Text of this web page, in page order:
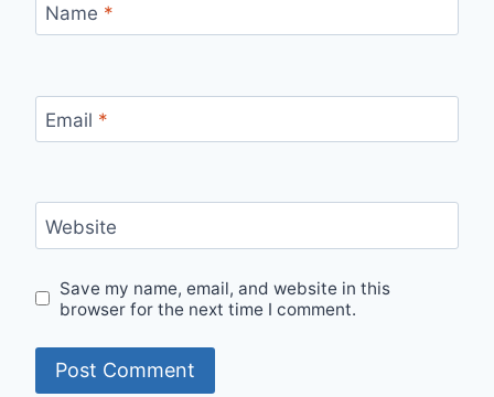
Name *
Email *
Website
Save my name, email, and website in this
browser for the next time I comment.